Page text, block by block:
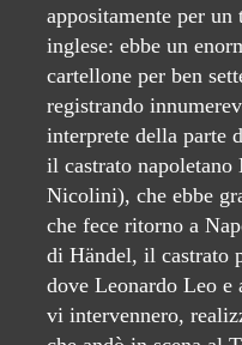
appositamente per
inglese: ebbe un
cartellone per ben
registrando
interprete della parte
il castrato
Nicolini), che ebbe
che fece ritorno a
di Händel, il castrato
dove Leonardo Leo
vi intervennero,